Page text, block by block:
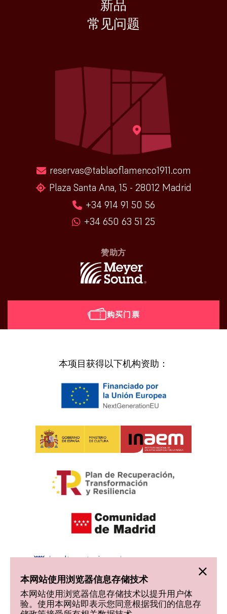
购买门票
新品
常见问题
reservas@tablaoflamenco1911.com
Plaza Santa Ana, 15 - 28012 Madrid
+34 914 91 50 56
+34 650 63 51 25
赞助方
本项目获得以下机构资助：
本网站使用浏览器信息存储技术
本网站使用浏览器信息存储技术以提升用户体
验。使用本网站即表示您同意根据我们的信息存